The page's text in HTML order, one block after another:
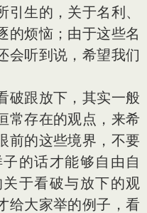
生的，关于名利、
的烦恼；由于这些名
会听到说，希望我们
跟放下，其实一般
常存在的观点，来希
前的这些境界，不要
的话才能够自由自
于看破与放下的观
给大家举的例子，看